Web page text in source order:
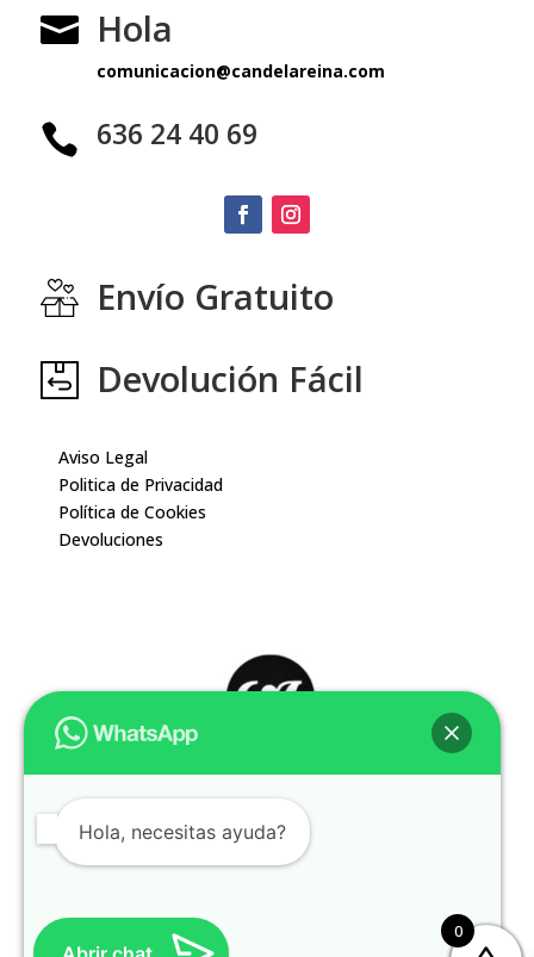
 Hola
comunicacion@candelareina.com
 636 24 40 69
Envío Gratuito
Devolución Fácil
Aviso Legal
Politica de Privacidad
Política de Cookies
Devoluciones
Diseño web: evernes.com
0
Hola, necesitas ayuda?